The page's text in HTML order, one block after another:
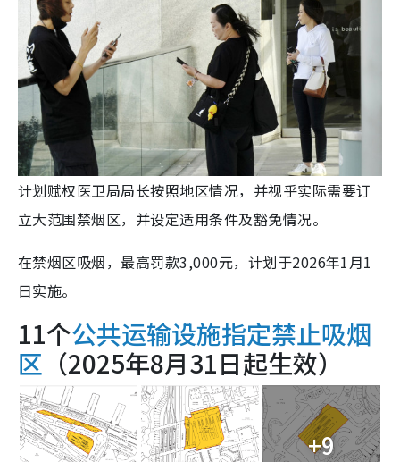
计划赋权医卫局局长按照地区情况，并视乎实际需要订
立大范围禁烟区，并设定适用条件及豁免情况。
在禁烟区吸烟，最高罚款3,000元，计划于2026年1月1
日实施。
11个公共运输设施指定禁止吸烟
区 （2025年8月31日起生效）
+9